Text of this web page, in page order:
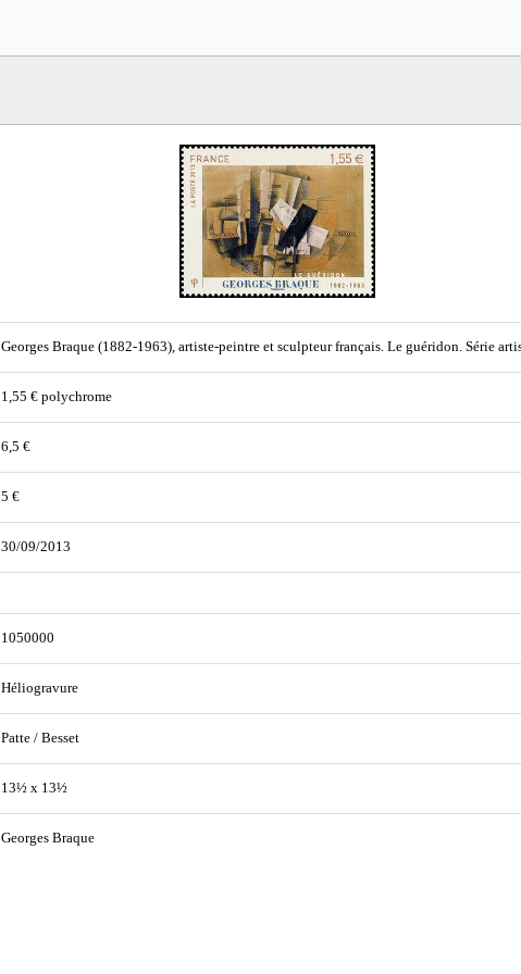
Georges Braque (1882-1963), artiste-peintre et sculpteur français. Le guéridon. Série
1,55 € polychrome
6,5 €
5 €
30/09/2013
1050000
Héliogravure
Patte / Besset
13½ x 13½
Georges Braque